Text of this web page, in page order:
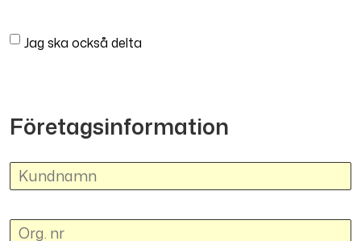
Jag ska också delta
Företagsinformation